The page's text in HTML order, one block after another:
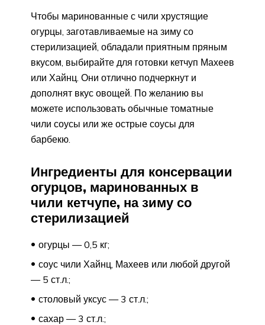
Чтобы маринованные с чили хрустящие
огурцы, заготавливаемые на зиму со
стерилизацией, обладали приятным пряным
вкусом, выбирайте для готовки кетчуп Махеев
или Хайнц. Они отлично подчеркнут и
дополнят вкус овощей. По желанию вы
можете использовать обычные томатные
чили соусы или же острые соусы для
барбекю.
Ингредиенты для консервации
огурцов, маринованных в
чили кетчупе, на зиму со
стерилизацией
огурцы — 0,5 кг;
соус чили Хайнц, Махеев или любой другой
— 5 ст.л.;
столовый уксус — 3 ст.л.;
сахар — 3 ст.л.;